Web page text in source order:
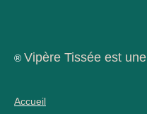
® Vipère Tissée est
Accueil